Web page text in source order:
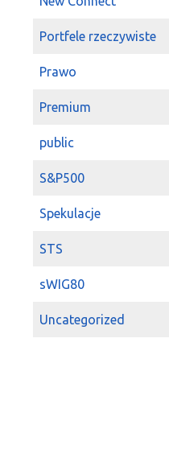
Portfele rzeczywiste
Prawo
Premium
public
S&P500
Spekulacje
STS
sWIG80
Uncategorized